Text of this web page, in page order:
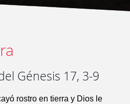
Génesis 17, 3-9
rostro en tierra y Dios le